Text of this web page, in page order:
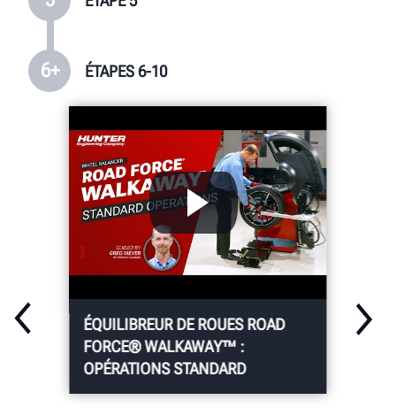
6+ ÉTAPES 6-10
ÉQUILIBREUR DE ROUES ROAD
FORCE® WALKAWAY™ :
OPÉRATIONS STANDARD